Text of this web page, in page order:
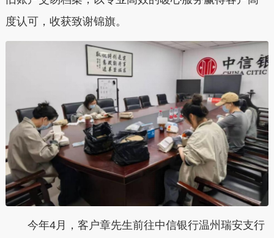
度认可，收获致谢锦旗。
今年4月，客户章先生前往中信银行温州瑞安支行